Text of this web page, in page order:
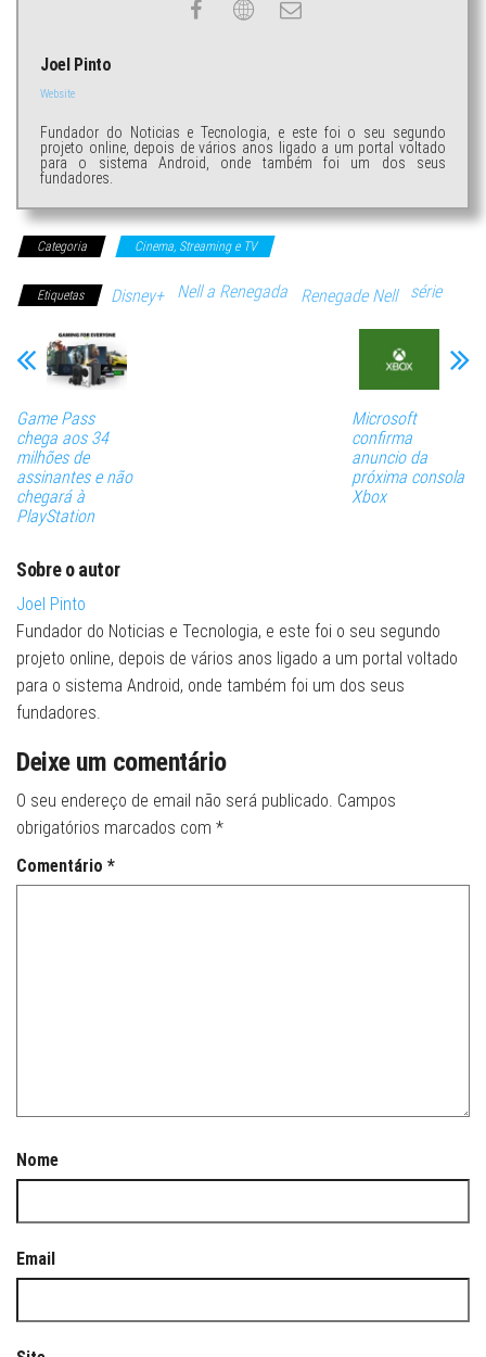
Joel Pinto
Website
Fundador do Noticias e Tecnologia, e este foi o seu segundo
projeto online, depois de vários anos ligado a um portal voltado
para o sistema Android, onde também foi um dos seus
fundadores.
Categoria Cinema, Streaming e TV
Etiquetas Disney+ Nell a Renegada Renegade Nell série
Game Pass
chega aos 34
milhões de
assinantes e não
chegará à
PlayStation
Microsoft
confirma
anuncio da
próxima consola
Xbox
Sobre o autor
Joel Pinto
Fundador do Noticias e Tecnologia, e este foi o seu segundo
projeto online, depois de vários anos ligado a um portal voltado
para o sistema Android, onde também foi um dos seus
fundadores.
Deixe um comentário
O seu endereço de email não será publicado. Campos
obrigatórios marcados com *
Comentário *
Nome
Email